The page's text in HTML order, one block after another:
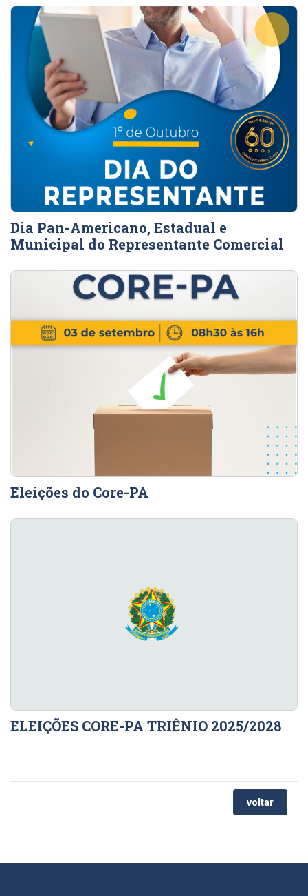
Dia Pan-Americano, Estadual e
Municipal do Representante Comercial
Eleições do Core-PA
ELEIÇÕES CORE-PA TRIÊNIO 2025/2028
voltar